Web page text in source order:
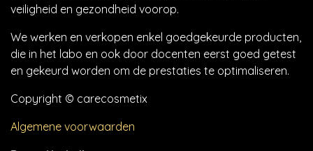
veiligheid en gezondheid voorop.
We werken en verkopen enkel goedgekeurde producten,
die in het labo en ook door docenten eerst goed getest
en gekeurd worden om de prestaties te optimaliseren.
Copyright © carecosmetix
Algemene voorwaarden